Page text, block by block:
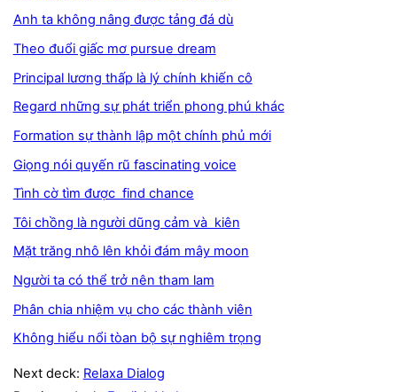
Anh ta không nâng được tảng đá dù
Theo đuổi giấc mơ pursue dream
Principal lương thấp là lý chính khiến cô
Regard những sự phát triển phong phú khác
Formation sự thành lập một chính phủ mới
Giọng nói quyến rũ fascinating voice
Tình cờ tìm được find chance
Tôi chồng là người dũng cảm và kiên
Mặt trăng nhô lên khỏi đám mây moon
Người ta có thể trở nên tham lam
Phân chia nhiệm vụ cho các thành viên
Không hiểu nổi tòan bộ sự nghiêm trọng
Next deck: Relaxa Dialog